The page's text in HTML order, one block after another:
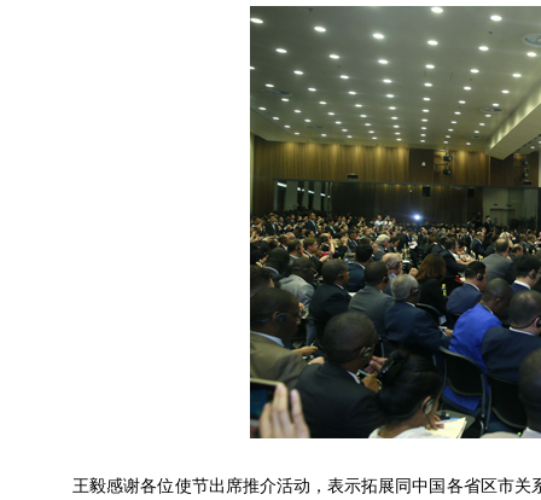
王毅感谢各位使节出席推介活动，表示拓展同中国各省区市关